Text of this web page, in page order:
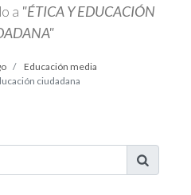
a "ÉTICA Y EDUCACIÓN
Educación media
ciudadana